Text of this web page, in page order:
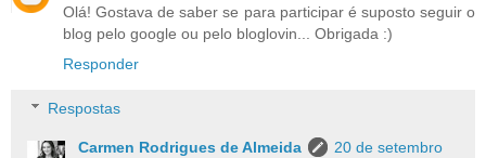
Olá! Gostava de saber se para participar é suposto seguir o
blog pelo google ou pelo bloglovin... Obrigada :)
Responder
Respostas
Carmen Rodrigues de Almeida
20 de setembro